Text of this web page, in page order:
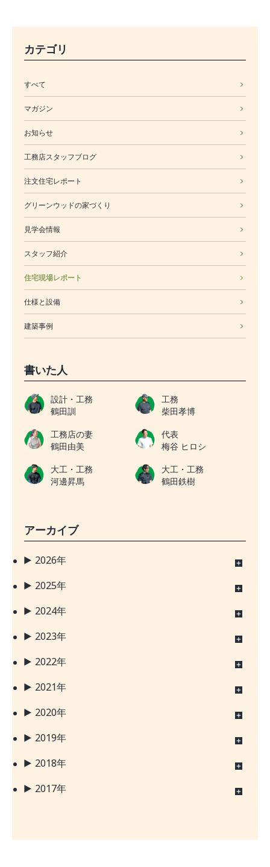
カテゴリ
すべて
マガジン
お知らせ
工務店スタッフブログ
注文住宅レポート
グリーンウッドの家づくり
見学会情報
スタッフ紹介
住宅現場レポート
仕様と設備
建築事例
書いた人
設計・工務
鶴田訓
工務
柴田孝博
工務店の妻
鶴田由美
代表
梅谷 ヒロシ
大工・工務
河邊昇馬
大工・工務
鶴田鉄樹
アーカイブ
2026年
2025年
2024年
2023年
2022年
2021年
2020年
2019年
2018年
2017年